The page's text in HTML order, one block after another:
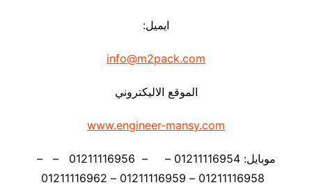
ايميل:
info@m2pack.com
الموقع الاليكتروني
www.engineer-mansy.com
موبايل: 01211116954 – – 01211116956 – –